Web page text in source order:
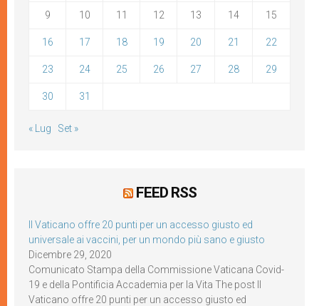
9 10 11 12 13 14 15
16 17 18 19 20 21 22
23 24 25 26 27 28 29
30 31
« Lug Set »
FEED RSS
Il Vaticano offre 20 punti per un accesso giusto ed
universale ai vaccini, per un mondo più sano e giusto
Dicembre 29, 2020
Comunicato Stampa della Commissione Vaticana Covid-
19 e della Pontificia Accademia per la Vita The post Il
Vaticano offre 20 punti per un accesso giusto ed